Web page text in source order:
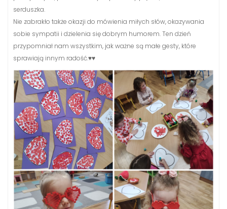
serduszka.
Nie zabrakło także okazji do mówienia miłych słów, okazywania
sobie sympatii i dzielenia się dobrym humorem. Ten dzień
przypomniał nam wszystkim, jak ważne są małe gesty, które
sprawiają innym radość.♥️♥️